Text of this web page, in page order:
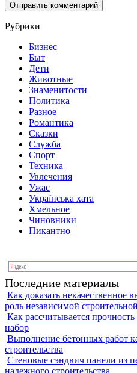
Рубрики
Бизнес
Быт
Дети
Животные
Знаменитости
Политика
Разное
Романтика
Сказки
Служба
Спорт
Техника
Увлечения
Ужас
Українська хата
Хмельное
Чиновники
Пикантно
Последние материалы
Как доказать некачественное
роль независимой
Как рассчитывается
набор
Выполнение бетонных работ
строительства
Стеновые сэндвич панели из
надежного строительства